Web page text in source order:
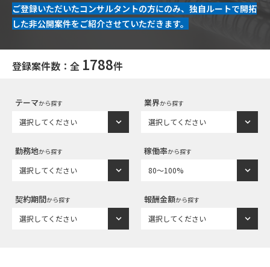
ご登録いただいたコンサルタントの方にのみ、独自ルートで開拓
した非公開案件をご紹介させていただきます。
登録案件数：全 1788件
テーマから探す 業界から探す
勤務地から探す 稼働率から探す
契約期間から探す 報酬金額から探す